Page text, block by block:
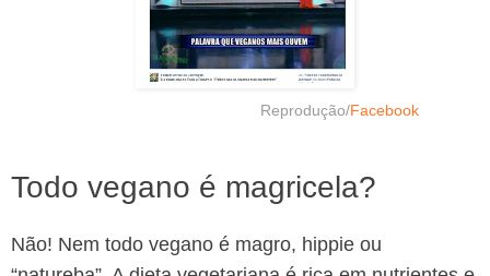
Reprodução/Facebook
Todo vegano é magricela?
Não! Nem todo vegano é magro, hippie ou